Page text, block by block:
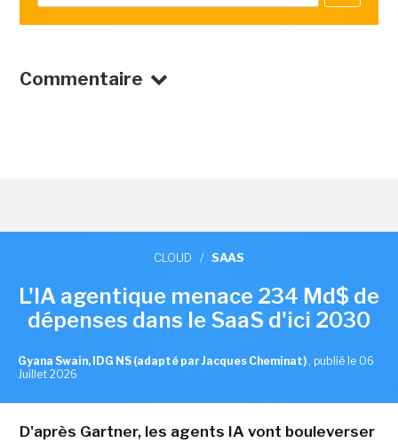
Commentaire
CLOUD / SAAS
L'IA agentique menace 234 Md$ de
dépenses dans le SaaS d'ici 2030
Gyana Swain, IDG NS (adapté par Jacques Cheminat) , publié le 06
Juillet 2026
D'après Gartner, les agents IA vont bouleverser